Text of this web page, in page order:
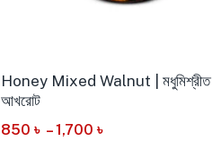
Honey Mixed Walnut | মধুমিশ্রীত
আখরোট
850৳ – 1,700৳